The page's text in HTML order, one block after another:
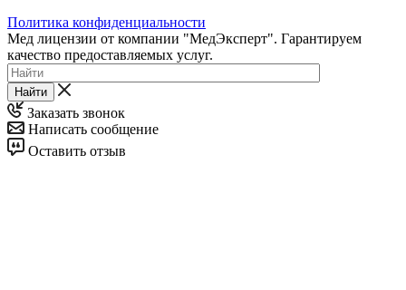
Политика конфиденциальности
Мед лицензии от компании "МедЭксперт". Гарантируем
качество предоставляемых услуг.
Найти
Заказать звонок
Написать сообщение
Оставить отзыв